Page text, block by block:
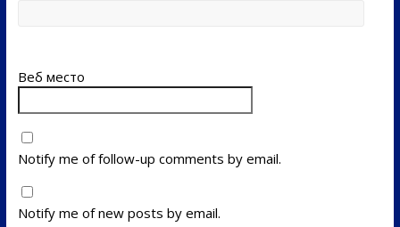
Веб место
Notify me of follow-up comments by email.
Notify me of new posts by email.